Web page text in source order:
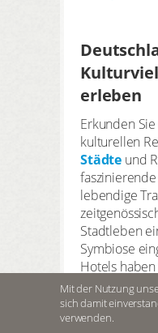
erleben
Erkunden
kulturellen
Städte und
lebendige
Stadtleben
Symbiose
Hotels
naturnah,
mittendrin
KARTE
Mit der Nutzung
sich damit
verwenden.